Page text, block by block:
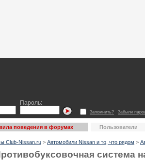
Пароль:
Запомнить? Забыли
поведения в форумах Пользователи
Club-Nissan.ru > Автомобили Nissan и то, что рядом >
система